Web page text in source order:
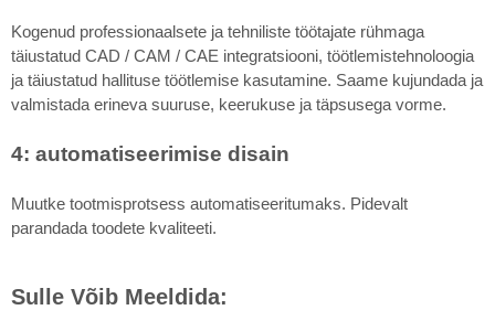
Kogenud professionaalsete ja tehniliste töötajate rühmaga
täiustatud CAD / CAM / CAE integratsiooni, töötlemistehnoloogia
ja täiustatud hallituse töötlemise kasutamine. Saame kujundada ja
valmistada erineva suuruse, keerukuse ja täpsusega vorme.
4: automatiseerimise disain
Muutke tootmisprotsess automatiseeritumaks. Pidevalt
parandada toodete kvaliteeti.
Sulle Võib Meeldida: